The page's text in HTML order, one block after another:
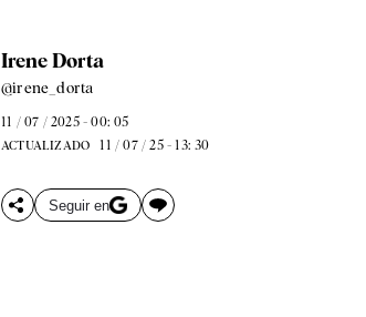
Irene Dorta
@irene_dorta
11 / 07 / 2025 - 00: 05
ACTUALIZADO 11 / 07 / 25 - 13: 30
Seguir en